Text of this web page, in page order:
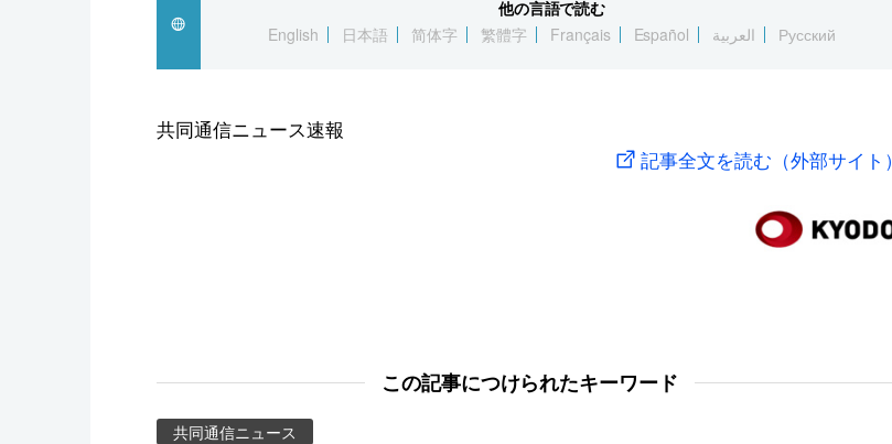
暮らし
他の言語で読む
English
日本語 简体字 繁體字 Français Español العربية Русский
共同通信ニュース速報
記事全文を読む（外部サイト）
この記事につけられたキーワード
共同通信ニュース